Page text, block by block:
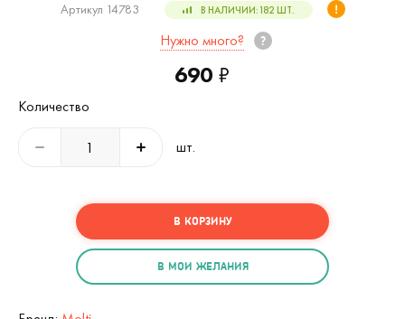
Артикул 14783 В НАЛИЧИИ:182ШТ.
Нужно много?
690 ₽
Количество
шт.
В КОРЗИНУ
В МОИ ЖЕЛАНИЯ